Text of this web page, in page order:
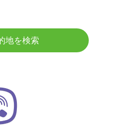
地を検索